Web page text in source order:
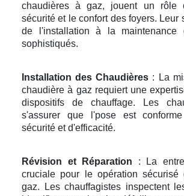
chaudières à gaz, jouent un rôle
sécurité et le confort des foyers. Leur
de l'installation à la maintenance
sophistiqués.
Installation des Chaudières : La
chaudière à gaz requiert une
dispositifs de chauffage. Les
s'assurer que l'pose est
sécurité et d'efficacité.
Révision et Réparation : La
cruciale pour le opération sécurisé
gaz. Les chauffagistes inspectent